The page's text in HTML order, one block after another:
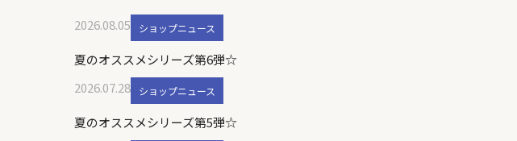
2026.08.05 ショップニュース
夏のオススメシリーズ第6弾☆
2026.07.28
ショップニュース
夏のオススメシリーズ第5弾☆